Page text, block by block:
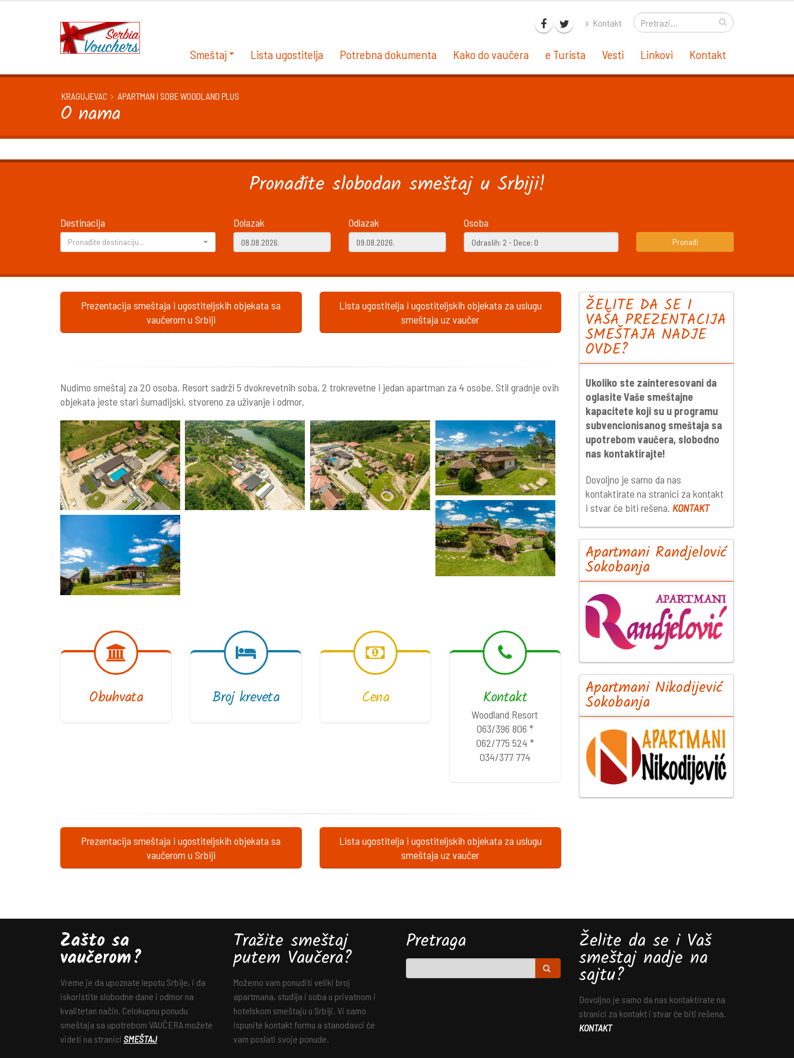
Kontakt
Smeštaj Lista ugostitelja Potrebna dokumenta Kako do vaučera e Turista Vesti Linkovi Kontakt
KRAGUJEVAC APARTMAN I SOBE WOODLAND PLUS
O nama
Pronađite slobodan smeštaj u Srbiji!
Destinacija
Pronađite destinaciju...
Dolazak Odlazak Osoba
Pronađi
Prezentacija smeštaja i ugostiteljskih objekata sa
vaučerom u Srbiji
Lista ugostitelja i ugostiteljskih objekata za uslugu
smeštaja uz vaučer
Nudimo smeštaj za 20 osoba. Resort sadrži 5 dvokrevetnih soba, 2 trokrevetne i jedan apartman za 4 osobe. Stil gradnje ovih
objekata jeste stari šumadijski, stvoreno za uživanje i odmor.
Obuhvata Broj kreveta Cena Kontakt
Woodland Resort
063/396 806 *
062/775 524 *
034/377 774
Prezentacija smeštaja i ugostiteljskih objekata sa
vaučerom u Srbiji
Lista ugostitelja i ugostiteljskih objekata za uslugu
smeštaja uz vaučer
ŽELITE DA SE I
VAŠA PREZENTACIJA
SMEŠTAJA NADJE
OVDE?
Ukoliko ste zainteresovani da
oglasite Vaše smeštajne
kapacitete koji su u programu
subvencionisanog smeštaja sa
upotrebom vaučera, slobodno
nas kontaktirajte!
Dovoljno je samo da nas
kontaktirate na stranici za kontakt
i stvar će biti rešena. KONTAKT
Apartmani Randjelović
Sokobanja
Apartmani Nikodijević
Sokobanja
Zašto sa
vaučerom?
Vreme je da upoznate lepotu Srbije, i da
iskoristite slobodne dane i odmor na
kvalitetan način. Celokupnu ponudu
smeštaja sa upotrebom VAUČERA možete
videti na stranici SMEŠTAJ
Tražite smeštaj
putem Vaučera?
Možemo vam ponuditi veliki broj
apartmana, studija i soba u privatnom i
hotelskom smeštaju u Srbiji. Vi samo
ispunite kontakt formu a stanodavci će
vam poslati svoje ponude.
Pretraga Želite da se i Vaš
smeštaj nadje na
sajtu?
Dovoljno je samo da nas kontaktirate na
stranici za kontakt i stvar će biti rešena.
KONTAKT